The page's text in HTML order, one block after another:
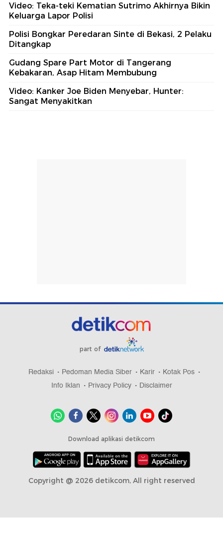
Video: Teka-teki Kematian Sutrimo Akhirnya Bikin
Keluarga Lapor Polisi
Polisi Bongkar Peredaran Sinte di Bekasi, 2 Pelaku
Ditangkap
Gudang Spare Part Motor di Tangerang
Kebakaran, Asap Hitam Membubung
Video: Kanker Joe Biden Menyebar, Hunter:
Sangat Menyakitkan
part of
Redaksi Pedoman Media Siber Karir
Kotak Pos
Info Iklan
Privacy Policy Disclaimer
Download aplikasi detikcom
Copyright @ 2026 detikcom, All right reserved